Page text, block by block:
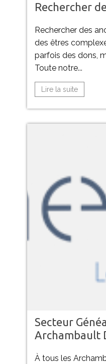
Rechercher
Rechercher des
des êtres
parfois des dons,
Toute notre...
Lire la suite
Secteur
Archambault
À tous les